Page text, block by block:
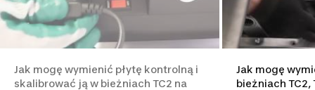
Jak mogę wymienić płytę kontrolną i
skalibrować ją w bieżniach TC2 na
Jak mogę
bieżniach TC2,